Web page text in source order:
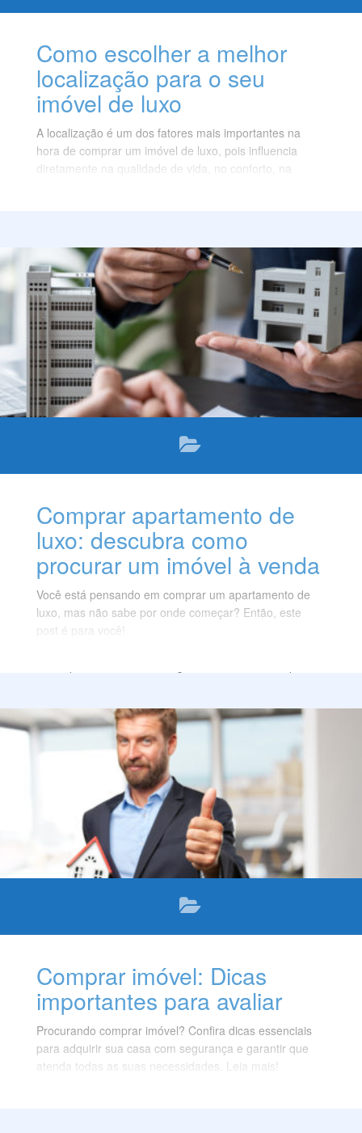
Como escolher a melhor
localização para o seu
imóvel de luxo
A localização é um dos fatores mais importantes na
hora de comprar um imóvel de luxo, pois influencia
diretamente na qualidade de vida, no conforto, na
levar em conta na hora de decidir onde morar ou
investir? Neste texto, vamos dar algumas dicas para
você escolher a melhor localização para o seu imóvel
de luxo, considerando as suas necessidades, as suas
preferências e o seu orçamento. Confira!
Comprar apartamento de
luxo: descubra como
procurar um imóvel à venda
Você está pensando em comprar um apartamento de
luxo, mas não sabe por onde começar? Então, este
post é para você!
Comprar imóvel: Dicas
importantes para avaliar
Procurando comprar imóvel? Confira dicas essenciais
para adquirir sua casa com segurança e garantir que
atenda todas as suas necessidades. Leia mais!